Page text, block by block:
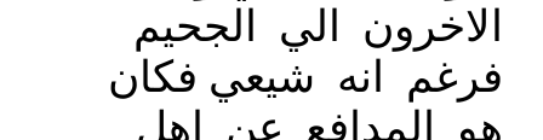
الاخرون الي الجحيم
فرغم انه شيعي فكان
هو المدافع عن اهل